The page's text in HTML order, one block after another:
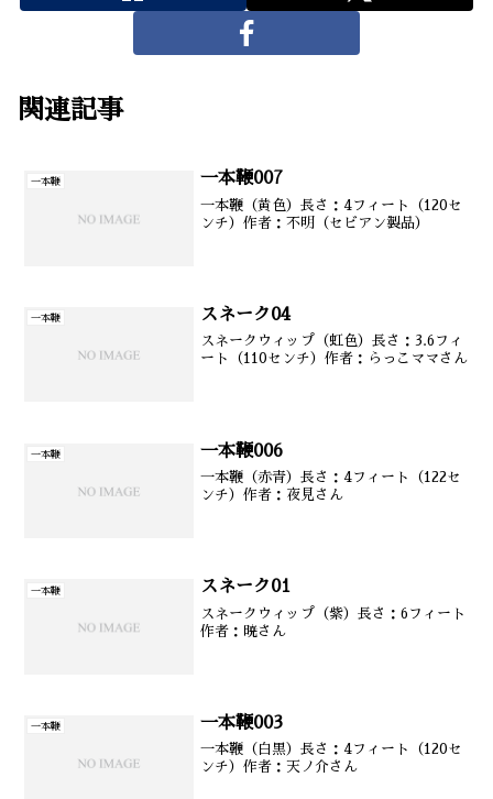
関連記事
一本鞭 一本鞭007
一本鞭（黄色）長さ：4フィート（120セ
ンチ）作者：不明（セビアン製品）
一本鞭 スネーク04
スネークウィップ（虹色）長さ：3.6フィ
ート（110センチ）作者：らっこママさん
一本鞭 一本鞭006
一本鞭（赤青）長さ：4フィート（122セ
ンチ）作者：夜見さん
一本鞭 スネーク01
スネークウィップ（紫）長さ：6フィート
作者：暁さん
一本鞭 一本鞭003
一本鞭（白黒）長さ：4フィート（120セ
ンチ）作者：天ノ介さん